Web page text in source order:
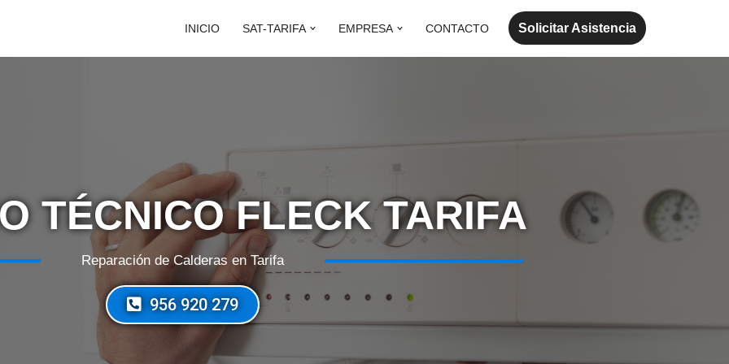
INICIO SAT-TARIFA EMPRESA CONTACTO Solicitar Asistencia
TÉCNICO FLECK TARIFA
Reparación de Calderas en Tarifa
956 920 279